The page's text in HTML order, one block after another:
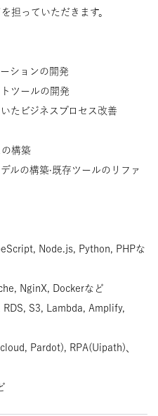
担っていただきます。
ションの開発
ツールの開発
たビジネスプロセス改善
の構築
ルの構築·既存ツールのリファ
Node.js, Python, PHPな
NginX, Dockerなど
RDS, S3, Lambda, Amplify,
Pardot), RPA(Uipath)、